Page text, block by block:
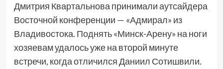
Дмитрия Квартальнова принимали аутсайдера
Восточной конференции — «Адмирал» из
Владивостока. Поднять «Минск-Арену» на ноги
хозяевам удалось уже на второй минуте
встречи, когда отличился Даниил Сотишвили.